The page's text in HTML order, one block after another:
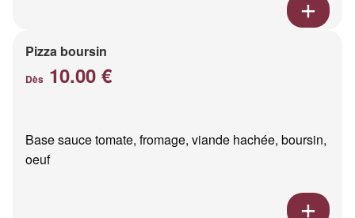
Pizza boursin
Dès 10.00 €
Base sauce tomate, fromage, viande hachée, boursin,
oeuf